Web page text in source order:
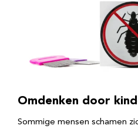
Omdenken door
Sommige mensen schamen